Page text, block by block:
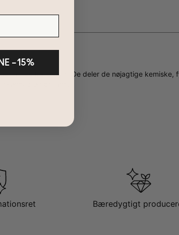
mines fra jorden? De deler de nøjagtige kemiske,
og brillans.
Bæredygtigt
–15%